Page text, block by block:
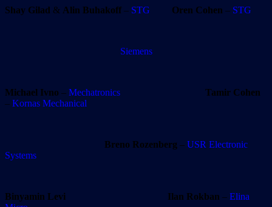
Shay Gilad & Alin Buhakoff – STG Oren Cohen – STG
Siemens
Michael Ivno – Mechatronics
Tamir Cohen
– Kornas Mechanical
Breno Rozenberg – USR Electronic
Systems
Binyamin Levi Ilan Rokban – Elina